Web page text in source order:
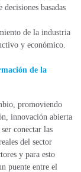
basadas
de la industria
y económico.
de la
promoviendo
innovación abierta
conectar las
del sector
y para esto
puente entre el